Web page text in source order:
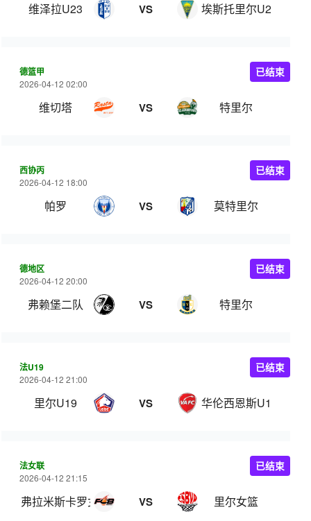
维泽拉U23 VS 埃斯托里尔U23
德篮甲
2026-04-12 02:00
维切塔 VS 特里尔
已结束
西协丙
2026-04-12 18:00
帕罗 VS 莫特里尔
已结束
德地区
2026-04-12 20:00
弗赖堡二队 VS 特里尔
已结束
法U19
2026-04-12 21:00
里尔U19 VS 华伦西恩斯U19
已结束
法女联
2026-04-12 21:15
弗拉米斯卡罗女篮 VS 里尔女篮
已结束